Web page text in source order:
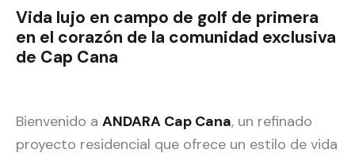
Vida lujo en campo de golf de primera
en el corazón de la comunidad exclusiva
de Cap Cana
Bienvenido a ANDARA Cap Cana, un refinado
proyecto residencial que ofrece un estilo de vida